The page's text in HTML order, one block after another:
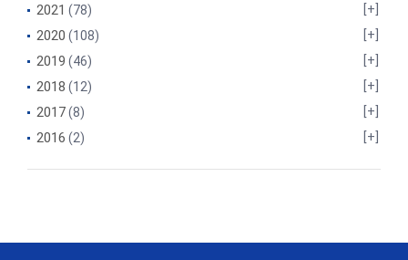
2021 (78)
2020 (108)
2019 (46)
2018 (12)
2017(8)
2016 (2)